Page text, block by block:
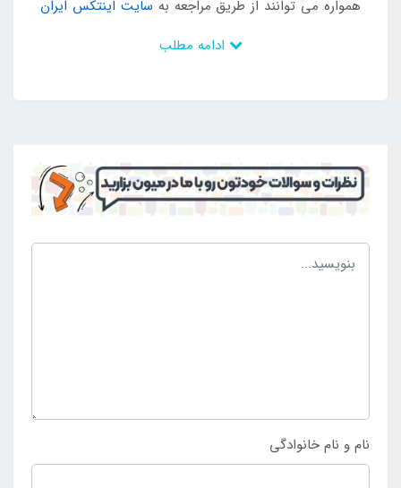
همواره می توانند از طریق مراجعه به سایت اینتکس ایران
نام و نام خانوادگی